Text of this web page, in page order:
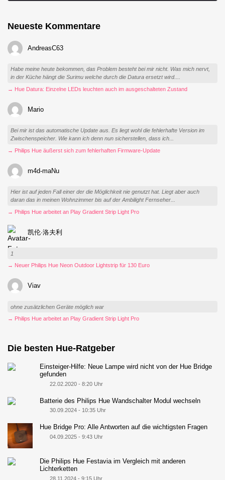
Neueste Kommentare
AndreasC63
Habe meine heute bekommen, das Problem besteht bei mir nicht. Was mich nervt,
in der Küche hängt die Surimu welche durch die Datura ersetzt wird....
→ Hue Datura: Einzelne LEDs leuchten auch im ausgeschalteten Zustand
Mario
Bei mir ist das automatische Update aus. Es liegt wohl die fehlerhafte Version im
Zwischenspeicher. Wie kann ich denn nun sicherstellen, dass ich...
→ Philips Hue äußerst sich zum fehlerhaften Firmware-Update
m4d-maNu
Hier ist auf jeden Fall einer der die Möglichkeit nie genutzt hat. Liegt aber auch
daran das in meinen Wohnzimmer bis auf der Ambilight Fernseher...
→ Philips Hue arbeitet an Play Gradient Strip Light Pro
凯伦·洛夫利
1
→ Neuer Philips Hue Neon Outdoor Lightstrip für 130 Euro
Viav
ohne zusätzlichen Geräte möglich war
→ Philips Hue arbeitet an Play Gradient Strip Light Pro
Die besten Hue-Ratgeber
Einsteiger-Hilfe: Neue Lampe wird nicht von der Hue Bridge
gefunden
22.02.2020 - 8:20 Uhr
Batterie des Philips Hue Wandschalter Modul wechseln
30.09.2024 - 10:35 Uhr
Hue Bridge Pro: Alle Antworten auf die wichtigsten Fragen
04.09.2025 - 9:43 Uhr
Die Philips Hue Festavia im Vergleich mit anderen
Lichterketten
28.11.2024 - 9:15 Uhr